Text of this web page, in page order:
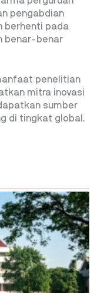
pengabdian
berhenti pada
benar-benar
penelitian
mitra inovasi
sumber
di tingkat global.